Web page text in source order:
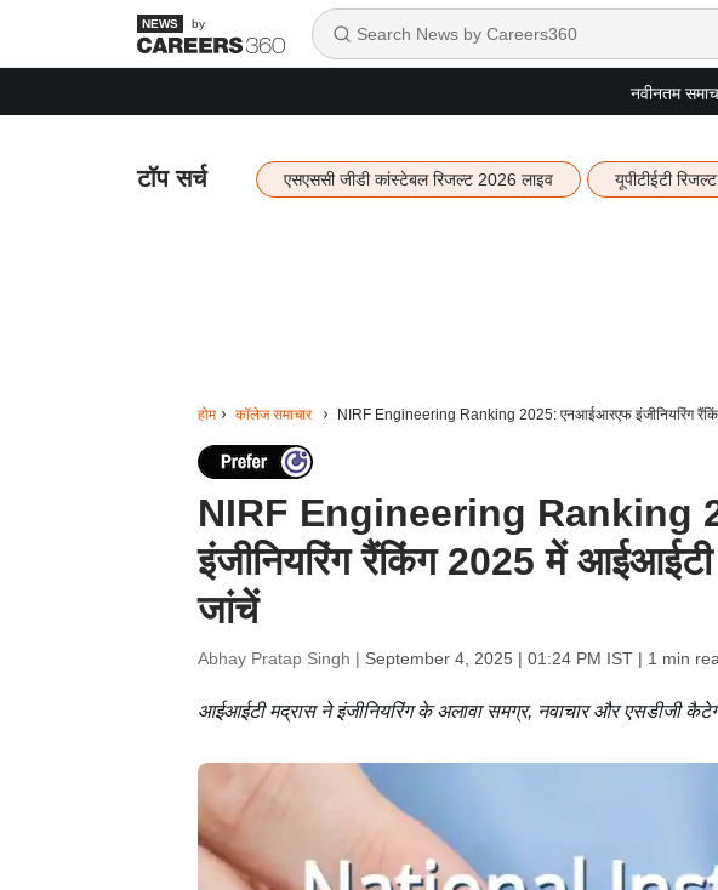
by
नवीनतम
टॉप सर्च एसएससी जीडी कांस्टेबल रिजल्ट 2026 लाइव यूपीटीईटी
होम कॉलेज समाचार NIRF Engineering Ranking 2025: एनआईआरएफ इंजीनियरिंग
NIRF Engineering Ranking
इंजीनियरिंग रैंकिंग 2025 में आईआईटी
जांचें
Abhay Pratap Singh | September 4, 2025 | 01:24 PM IST| 1 min
आईआईटी मद्रास ने इंजीनियरिंग के अलावा समग्र, नवाचार और एसडीजी